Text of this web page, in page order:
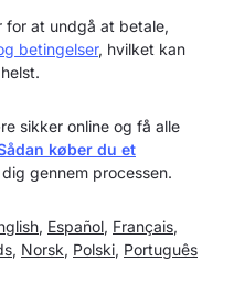
for at undgå at betale,
betingelser, hvilket kan
sikker online og få alle
køber du et
gennem processen.
, Español, Français,
, Norsk, Polski, Português